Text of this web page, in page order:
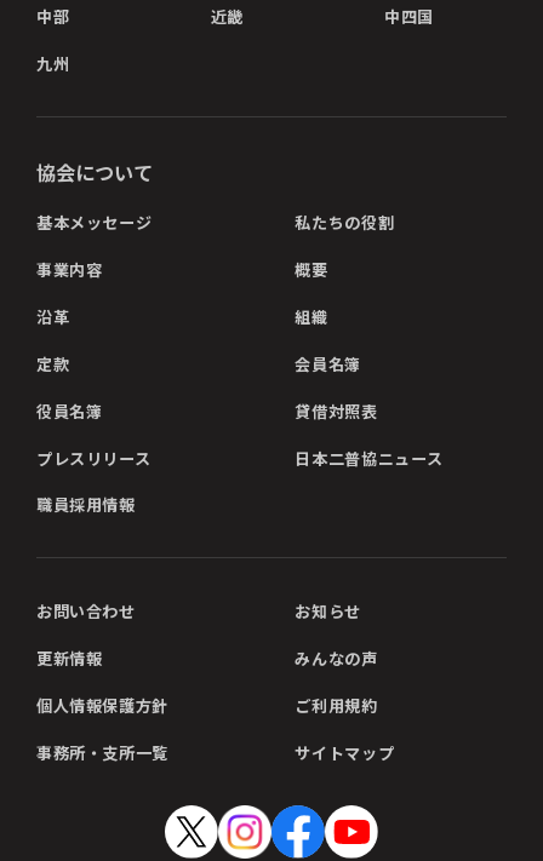
中部 近畿 中四国
九州
協会について
基本メッセージ 私たちの役割
事業内容 概要
沿革 組織
定款 会員名簿
役員名簿 貸借対照表
プレスリリース 日本二普協ニュース
職員採用情報
お問い合わせ お知らせ
更新情報 みんなの声
個人情報保護方針 ご利用規約
事務所・支所一覧 サイトマップ